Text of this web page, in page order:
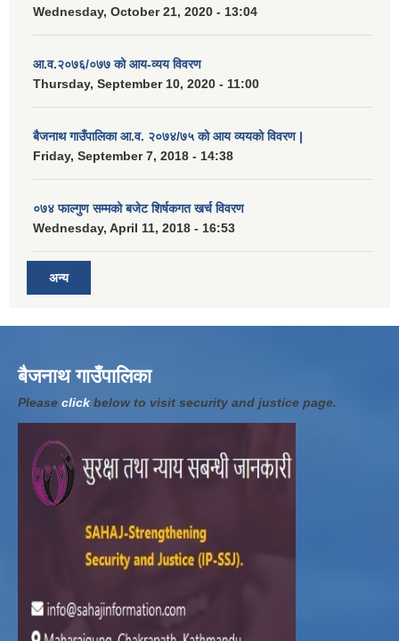
Wednesday, October 21, 2020 - 13:04
आ.व.२०७६/०७७ को आय-व्यय विवरण
Thursday, September 10, 2020 - 11:00
बैजनाथ गाउँपालिका आ.व. २०७४/७५ को आय व्ययको विवरण |
Friday, September 7, 2018 - 14:38
०७४ फाल्गुण सम्मको बजेट शिर्षकगत खर्च विवरण
Wednesday, April 11, 2018 - 16:53
अन्य
बैजनाथ गाउँपालिका
Please click below to visit security and justice page.